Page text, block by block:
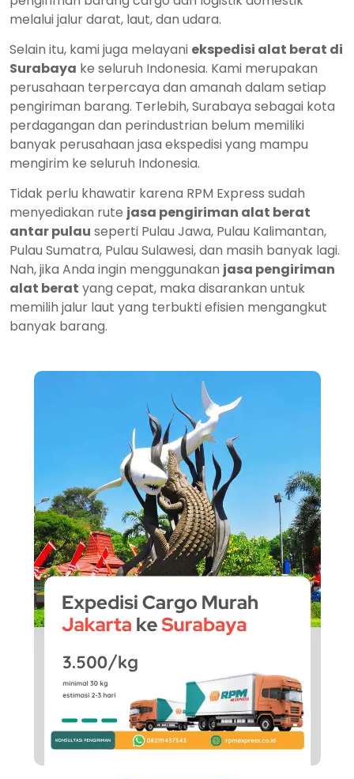
melalui jalur darat, laut, dan udara.
Selain itu, kami juga melayani ekspedisi alat berat di
Surabaya ke seluruh Indonesia. Kami merupakan
perusahaan terpercaya dan amanah dalam setiap
pengiriman barang. Terlebih, Surabaya sebagai kota
perdagangan dan perindustrian belum memiliki
banyak perusahaan jasa ekspedisi yang mampu
mengirim ke seluruh Indonesia.
Tidak perlu khawatir karena RPM Express sudah
menyediakan rute jasa pengiriman alat berat
antar pulau seperti Pulau Jawa, Pulau Kalimantan,
Pulau Sumatra, Pulau Sulawesi, dan masih banyak lagi.
Nah, jika Anda ingin menggunakan jasa pengiriman
alat berat yang cepat, maka disarankan untuk
memilih jalur laut yang terbukti efisien mengangkut
banyak barang.